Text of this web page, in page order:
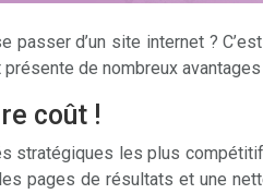
d’un site internet ?
de nombreux
coût !
stratégiques les plus
pages de résultats et une